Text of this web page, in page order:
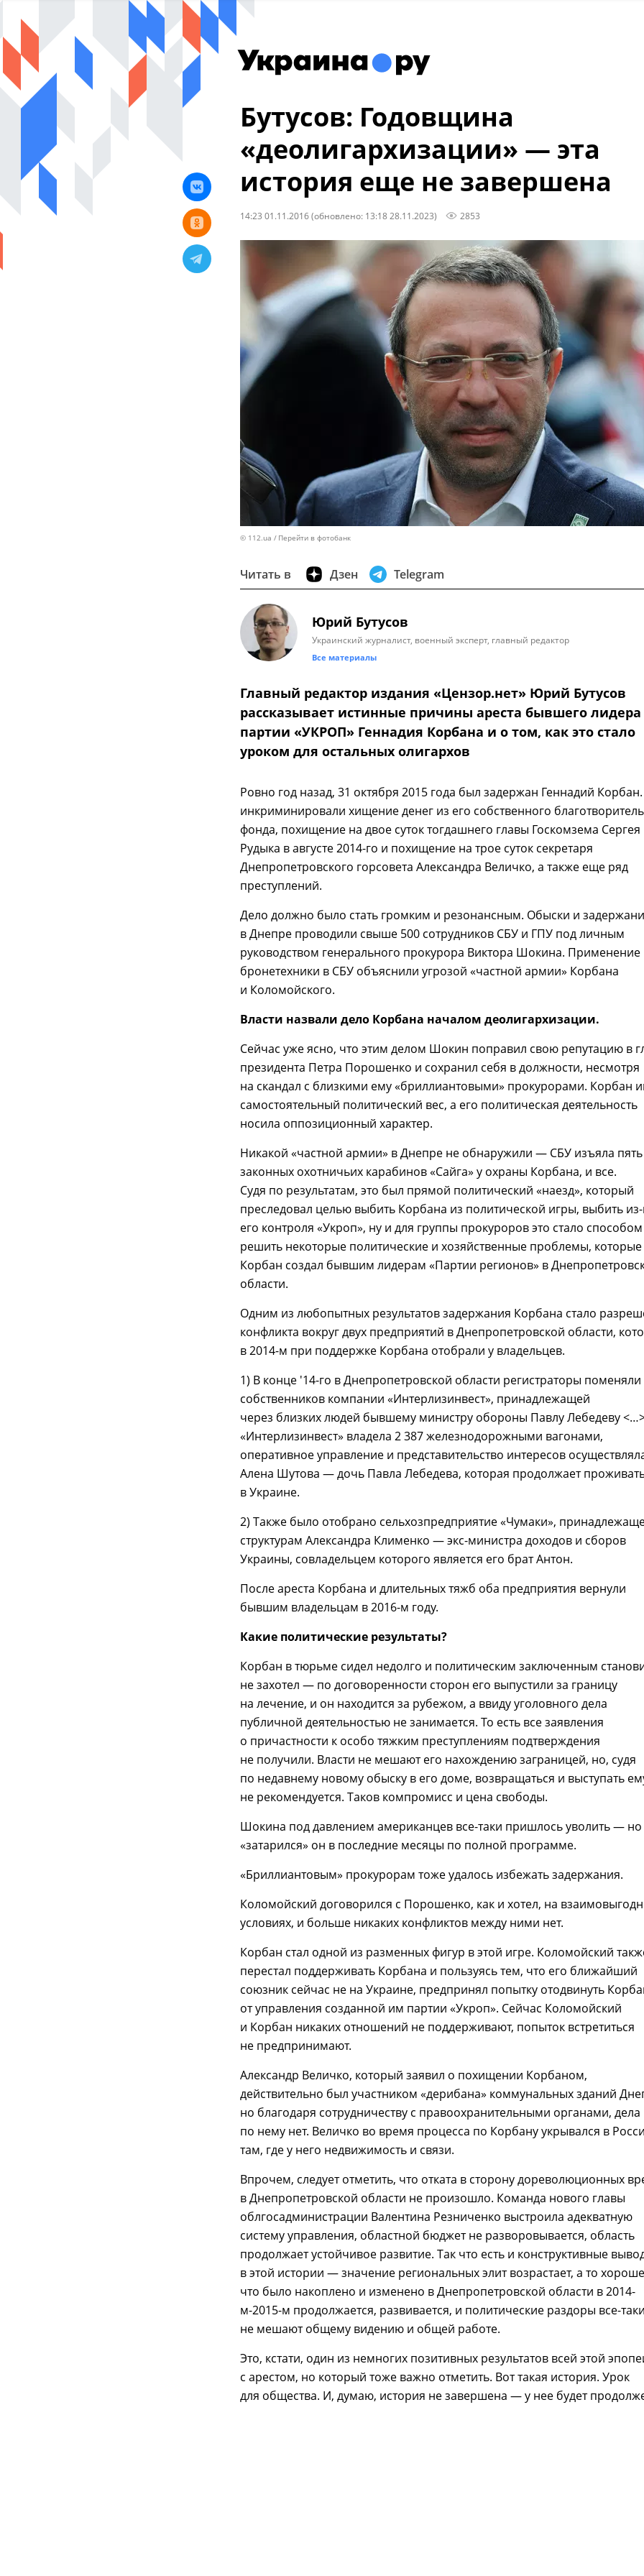
Бутусов: Годовщина
«деолигархизации» — эта
история еще не завершена
14:23 01.11.2016(обновлено: 13:18 28.11.2023) 2853
© 112.ua Перейти в фотобанк
Читать в Дзен Telegram
Юрий Бутусов
Украинский журналист, военный эксперт, главный редактор
Все материалы
Главный редактор издания «Цензор.нет» Юрий Бутусов
рассказывает истинные причины ареста бывшего лидера
партии «УКРОП» Геннадия Корбана и о том, как это стало
уроком для остальных олигархов
Ровно год назад, 31 октября 2015 года был задержан Геннадий
инкриминировали хищение денег из его собственного
фонда, похищение на двое суток тогдашнего главы Госкомзема Сергея
Рудыка в августе 2014-го и похищение на трое суток секретаря
Днепропетровского горсовета Александра Величко, а также еще ряд
преступлений.
Дело должно было стать громким и резонансным. Обыски и
в Днепре проводили свыше 500 сотрудников СБУ и ГПУ под личным
руководством генерального прокурора Виктора Шокина. Применение
бронетехники в СБУ объяснили угрозой «частной армии» Корбана
и Коломойского.
Власти назвали дело Корбана началом деолигархизации.
Сейчас уже ясно, что этим делом Шокин поправил свою репутацию в
президента Петра Порошенко и сохранил себя в должности, несмотря
на скандал с близкими ему «бриллиантовыми» прокурорами. Корбан
самостоятельный политический вес, а его политическая деятельность
носила оппозиционный характер.
Никакой «частной армии» в Днепре не обнаружили — СБУ изъяла пять
законных охотничьих карабинов «Сайга» у охраны Корбана, и все.
Судя по результатам, это был прямой политический «наезд», который
преследовал целью выбить Корбана из политической игры, выбить
его контроля «Укроп», ну и для группы прокуроров это стало способом
решить некоторые политические и хозяйственные проблемы, которые
Корбан создал бывшим лидерам «Партии регионов» в
области.
Одним из любопытных результатов задержания Корбана стало
конфликта вокруг двух предприятий в Днепропетровской области,
в 2014-м при поддержке Корбана отобрали у владельцев.
1) В конце '14-го в Днепропетровской области регистраторы поменяли
собственников компании «Интерлизинвест», принадлежащей
через близких людей бывшему министру обороны Павлу Лебедеву
«Интерлизинвест» владела 2 387 железнодорожными вагонами,
оперативное управление и представительство интересов
Алена Шутова — дочь Павла Лебедева, которая продолжает
в Украине.
2) Также было отобрано сельхозпредприятие «Чумаки»,
структурам Александра Клименко — экс-министра доходов и сборов
Украины, совладельцем которого является его брат Антон.
После ареста Корбана и длительных тяжб оба предприятия вернули
бывшим владельцам в 2016-м году.
Какие политические результаты?
Корбан в тюрьме сидел недолго и политическим заключенным
не захотел — по договоренности сторон его выпустили за границу
на лечение, и он находится за рубежом, а ввиду уголовного дела
публичной деятельностью не занимается. То есть все заявления
о причастности к особо тяжким преступлениям подтверждения
не получили. Власти не мешают его нахождению заграницей, но, судя
по недавнему новому обыску в его доме, возвращаться и выступать
не рекомендуется. Таков компромисс и цена свободы.
Шокина под давлением американцев все-таки пришлось уволить — но
«затарился» он в последние месяцы по полной программе.
«Бриллиантовым» прокурорам тоже удалось избежать задержания.
Коломойский договорился с Порошенко, как и хотел, на
условиях, и больше никаких конфликтов между ними нет.
Корбан стал одной из разменных фигур в этой игре. Коломойский
перестал поддерживать Корбана и пользуясь тем, что его ближайший
союзник сейчас не на Украине, предпринял попытку отодвинуть
от управления созданной им партии «Укроп». Сейчас Коломойский
и Корбан никаких отношений не поддерживают, попыток встретиться
не предпринимают.
Александр Величко, который заявил о похищении Корбаном,
действительно был участником «дерибана» коммунальных зданий
но благодаря сотрудничеству с правоохранительными органами, дела
по нему нет. Величко во время процесса по Корбану укрывался в
там, где у него недвижимость и связи.
Впрочем, следует отметить, что отката в сторону дореволюционных
в Днепропетровской области не произошло. Команда нового главы
облгосадминистрации Валентина Резниченко выстроила адекватную
систему управления, областной бюджет не разворовывается, область
продолжает устойчивое развитие. Так что есть и конструктивные
в этой истории — значение региональных элит возрастает, а то
что было накоплено и изменено в Днепропетровской области в 2014-
м-2015-м продолжается, развивается, и политические раздоры все-таки
не мешают общему видению и общей работе.
Это, кстати, один из немногих позитивных результатов всей этой
с арестом, но который тоже важно отметить. Вот такая история. Урок
для общества. И, думаю, история не завершена — у нее будет